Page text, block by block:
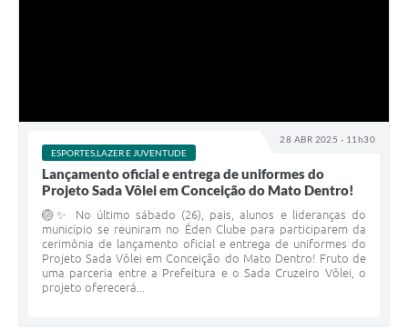
28 ABR 2025 - 11h30
ESPORTES,LAZER E JUVENTUDE
Lançamento oficial e entrega de uniformes do
Projeto Sada Vôlei em Conceição do Mato Dentro!
🏐✨ No último sábado (26), pais, alunos e lideranças do
município se reuniram no Éden Clube para participarem da
cerimônia de lançamento oficial e entrega de uniformes do
Projeto Sada Vôlei em Conceição do Mato Dentro! Fruto de
uma parceria entre a Prefeitura e o Sada Cruzeiro Vôlei, o
projeto oferecerá...